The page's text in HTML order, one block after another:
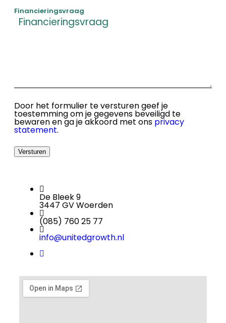
Financieringsvraag
Door het formulier te versturen geef je
toestemming om je gegevens beveiligd te
bewaren en ga je akkoord met ons privacy
statement.
Versturen
De Bleek 9
3447 GV Woerden
(085) 760 25 77
info@unitedgrowth.nl